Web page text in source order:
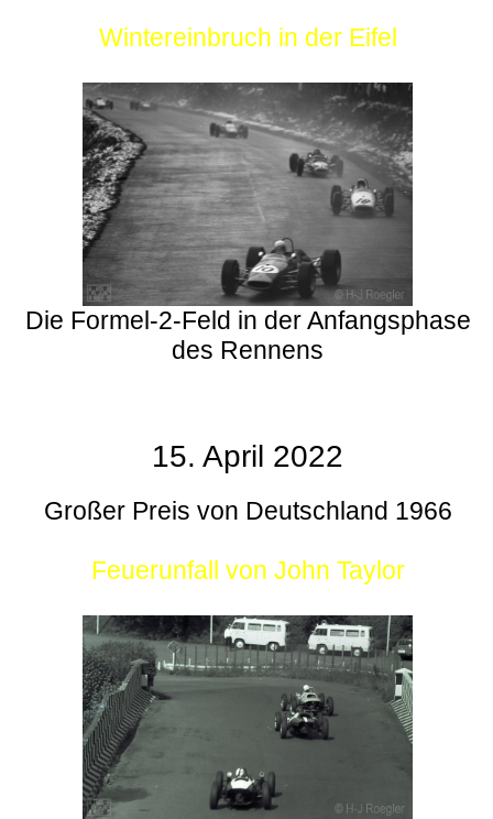
Wintereinbruch in der Eifel
Die Formel-2-Feld in der Anfangsphase
des Rennens
15. April 2022
Großer Preis von Deutschland 1966
Feuerunfall von John Taylor